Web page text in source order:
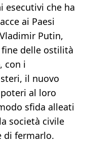
esecutivi che ha
ai Paesi
Putin,
delle ostilità
con i
il nuovo
al loro
sfida alleati
società civile
di fermarlo.